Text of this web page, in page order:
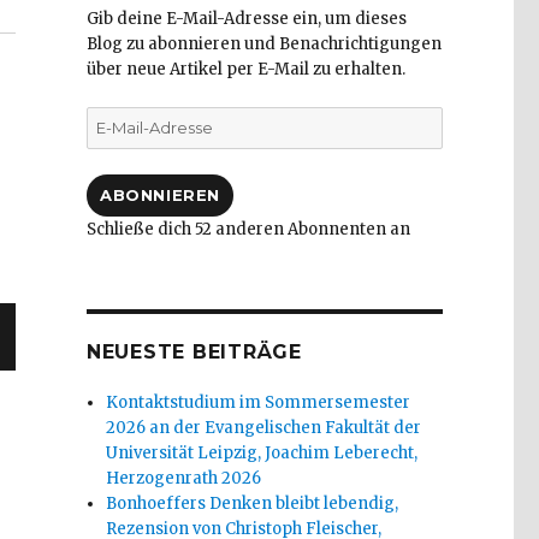
Gib deine E-Mail-Adresse ein, um dieses
Blog zu abonnieren und Benachrichtigungen
über neue Artikel per E-Mail zu erhalten.
E-
Mail-
ABONNIEREN
Schließe dich 52 anderen Abonnenten an
NEUESTE BEITRÄGE
Kontaktstudium im Sommersemester
2026 an der Evangelischen Fakultät der
Universität Leipzig, Joachim Leberecht,
Herzogenrath 2026
Bonhoeffers Denken bleibt lebendig,
Rezension von Christoph Fleischer,